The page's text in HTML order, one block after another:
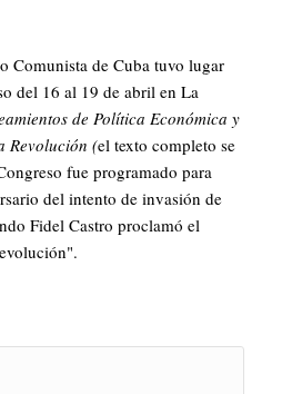
Comunista de Cuba tuvo lugar
del 16 al 19 de abril en La
de Política Económica y
Revolución (el texto completo se
fue programado para
del intento de invasión de
Fidel Castro proclamó el